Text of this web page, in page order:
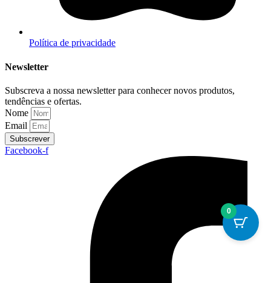
Política de privacidade
Newsletter
Subscreva a nossa newsletter para conhecer novos produtos,
tendências e ofertas.
Nome
Email
Subscrever
Facebook-f
0